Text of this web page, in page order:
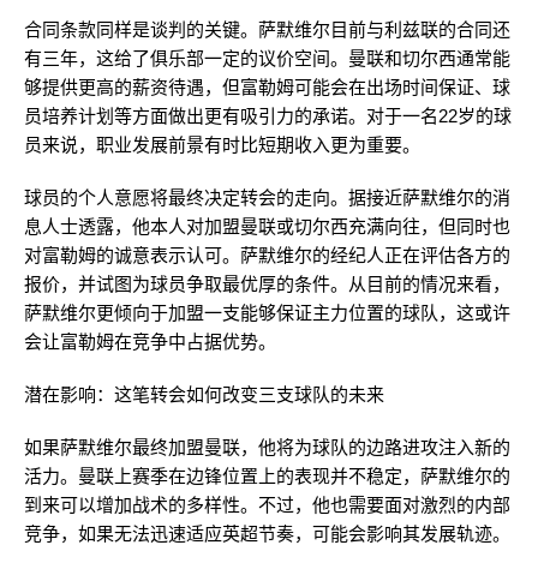
合同条款同样是谈判的关键。萨默维尔目前与利兹联的合同还
有三年，这给了俱乐部一定的议价空间。曼联和切尔西通常能
够提供更高的薪资待遇，但富勒姆可能会在出场时间保证、球
员培养计划等方面做出更有吸引力的承诺。对于一名22岁的球
员来说，职业发展前景有时比短期收入更为重要。
球员的个人意愿将最终决定转会的走向。据接近萨默维尔的消
息人士透露，他本人对加盟曼联或切尔西充满向往，但同时也
对富勒姆的诚意表示认可。萨默维尔的经纪人正在评估各方的
报价，并试图为球员争取最优厚的条件。从目前的情况来看，
萨默维尔更倾向于加盟一支能够保证主力位置的球队，这或许
会让富勒姆在竞争中占据优势。
潜在影响：这笔转会如何改变三支球队的未来
如果萨默维尔最终加盟曼联，他将为球队的边路进攻注入新的
活力。曼联上赛季在边锋位置上的表现并不稳定，萨默维尔的
到来可以增加战术的多样性。不过，他也需要面对激烈的内部
竞争，如果无法迅速适应英超节奏，可能会影响其发展轨迹。